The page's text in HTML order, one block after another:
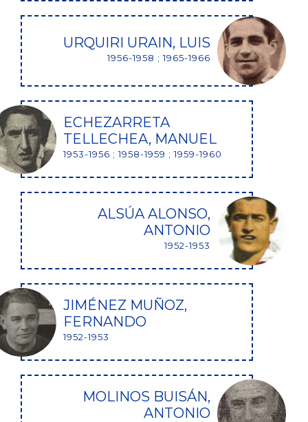
URQUIRI URAIN, LUIS
1956-1958 ; 1965-1966
ECHEZARRETA
TELLECHEA, MANUEL
1953-1956 ; 1958-1959 ; 1959-1960
ALSÚA ALONSO,
ANTONIO
1952-1953
JIMÉNEZ MUÑOZ,
FERNANDO
1952-1953
MOLINOS BUISÁN,
ANTONIO